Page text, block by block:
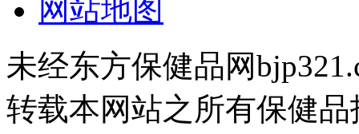
网站地图
未经东方保健品网
转载本网站之所有保健